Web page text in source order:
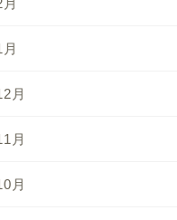
月
月
月